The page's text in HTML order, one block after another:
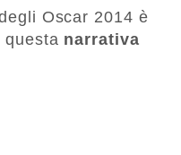
Oscar 2014 è
questa narrativa